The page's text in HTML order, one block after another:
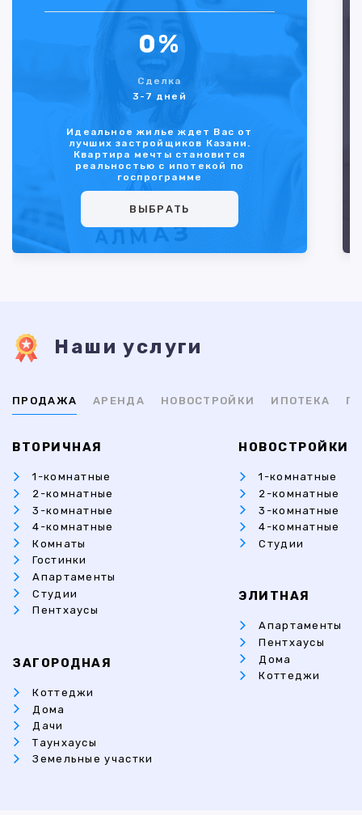
0%
Сделка
3-7 дней
Идеальное жилье ждет Вас от
лучших застройщиков Казани.
Квартира мечты становится
реальностью с ипотекой по
госпрограмме
ВЫБРАТЬ
Наши услуги
ПРОДАЖА АРЕНДА НОВОСТРОЙКИ ИПОТЕКА
ВТОРИЧНАЯ
1-комнатные
2-комнатные
3-комнатные
4-комнатные
Комнаты
Гостинки
Апартаменты
Студии
Пентхаусы
ЗАГОРОДНАЯ
Коттеджи
Дома
Дачи
Таунхаусы
Земельные участки
НОВОСТРОЙКИ
1-комнатные
2-комнатные
3-комнатные
4-комнатные
Студии
ЭЛИТНАЯ
Апартаменты
Пентхаусы
Дома
Коттеджи